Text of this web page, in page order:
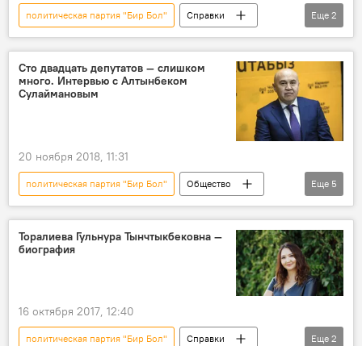
политическая партия "Бир Бол"
Справки
биография
Жоомарт Жолдошев
Еще 2
Сто двадцать депутатов — слишком
много. Интервью с Алтынбеком
Сулаймановым
20 ноября 2018, 11:31
политическая партия "Бир Бол"
Общество
Политика
Новости
Кыргызстан
Алтынбек Сулайманов
Жогорку Кенеш
Еще 5
Торалиева Гульнура Тынчтыкбековна —
биография
16 октября 2017, 12:40
политическая партия "Бир Бол"
Справки
Еще 2